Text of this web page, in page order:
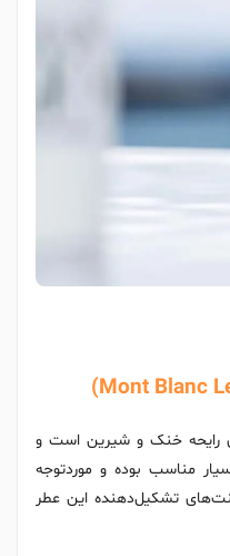
رایحه خنک و شیرین است و
مناسب بوده و موردتوجه
تشکیل‌دهنده این عطر